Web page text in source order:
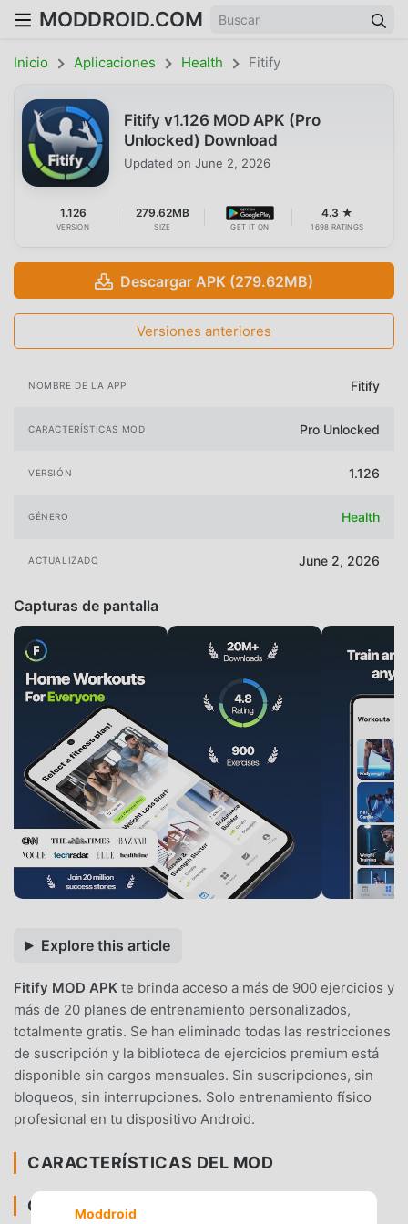
MODDROID.COM
Inicio Aplicaciones Health Fitify
Fitify v1.126 MOD APK (Pro
Unlocked) Download
Updated on June 2, 2026
1.126
VERSION
279.62MB
SIZE GET IT ON
4.3 ★
1698 RATINGS
Descargar APK (279.62MB)
Versiones anteriores
NOMBRE DE LA APP Fitify
CARACTERÍSTICAS MOD Pro Unlocked
VERSIÓN 1.126
GÉNERO Health
ACTUALIZADO June 2, 2026
Capturas de pantalla
Explore this article
Fitify MOD APK te brinda acceso a más de 900 ejercicios y
más de 20 planes de entrenamiento personalizados,
totalmente gratis. Se han eliminado todas las restricciones
de suscripción y la biblioteca de ejercicios premium está
disponible sin cargos mensuales. Sin suscripciones, sin
bloqueos, sin interrupciones. Solo entrenamiento físico
profesional en tu dispositivo Android.
CARACTERÍSTICAS DEL MOD
CONTENIDO PREMIUM Y ACCESO
Moddroid